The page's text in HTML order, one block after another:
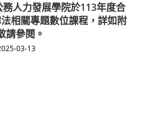
人力發展學院於113年度合
相關專題數位課程，詳如附
請參閱。
03-13